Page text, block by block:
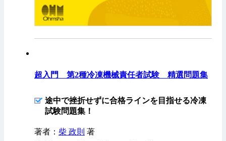
超入門 第2種冷凍機械責任者試験 精選問題集
途中で挫折せずに合格ラインを目指せる冷凍
試験問題集！
著者： 柴 政則 著